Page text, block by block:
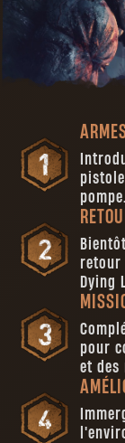
pompe.
retour
Dying
pour
et des